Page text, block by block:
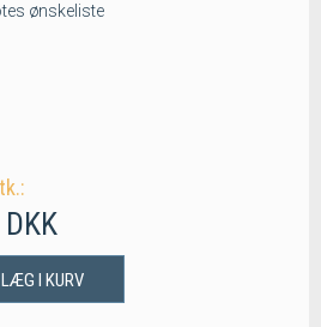
ønskeliste
LÆG I KURV